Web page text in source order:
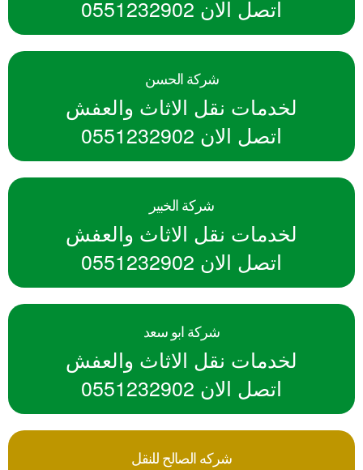
اتصل الان 0551232902
شركة الحسن
لخدمات نقل الاثاث والعفش
اتصل الان 0551232902
شركة الخبير
لخدمات نقل الاثاث والعفش
اتصل الان 0551232902
شركة ابو سعد
لخدمات نقل الاثاث والعفش
اتصل الان 0551232902
شركه الصالح للنقل